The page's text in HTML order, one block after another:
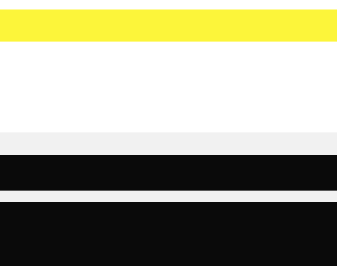
TODOS
TODOS